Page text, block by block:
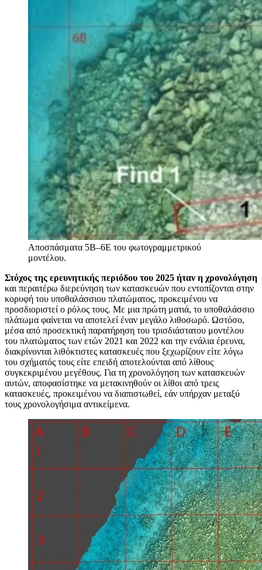
Αποσπάσματα 5B–6E του φωτογραμμετρικού
μοντέλου.
Στόχος της ερευνητικής περιόδου του 2025 ήταν η χρονολόγηση
και περαιτέρω διερεύνηση των κατασκευών που εντοπίζονται στην
κορυφή του υποθαλάσσιου πλατώματος, προκειμένου να
προσδιοριστεί ο ρόλος τους. Με μια πρώτη ματιά, το υποθαλάσσιο
πλάτωμα φαίνεται να αποτελεί έναν μεγάλο λιθοσωρό. Ωστόσο,
μέσα από προσεκτική παρατήρηση του τρισδιάστατου μοντέλου
του πλατώματος των ετών 2021 και 2022 και την ενάλια έρευνα,
διακρίνονται λιθόκτιστες κατασκευές που ξεχωρίζουν είτε λόγω
του σχήματός τους είτε επειδή αποτελούνται από λίθους
συγκεκριμένου μεγέθους. Για τη χρονολόγηση των κατασκευών
αυτών, αποφασίστηκε να μετακινηθούν οι λίθοι από τρεις
κατασκευές, προκειμένου να διαπιστωθεί, εάν υπήρχαν μεταξύ
τους χρονολογήσιμα αντικείμενα.